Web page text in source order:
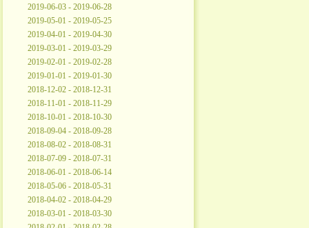
2019-06-03 - 2019-06-28
2019-05-01 - 2019-05-25
2019-04-01 - 2019-04-30
2019-03-01 - 2019-03-29
2019-02-01 - 2019-02-28
2019-01-01 - 2019-01-30
2018-12-02 - 2018-12-31
2018-11-01 - 2018-11-29
2018-10-01 - 2018-10-30
2018-09-04 - 2018-09-28
2018-08-02 - 2018-08-31
2018-07-09 - 2018-07-31
2018-06-01 - 2018-06-14
2018-05-06 - 2018-05-31
2018-04-02 - 2018-04-29
2018-03-01 - 2018-03-30